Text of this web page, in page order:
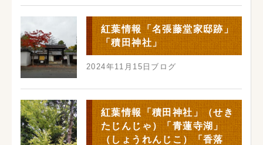
紅葉情報「名張藤堂家邸跡」
「積田神社」
2024年11月15日 ブログ
紅葉情報「積田神社」（せき
たじんじゃ）「青蓮寺湖」
（しょうれんじこ）「香落